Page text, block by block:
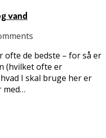
vand
ofte de bedste – for så er
(hvilket ofte er
I skal bruge her er
med…